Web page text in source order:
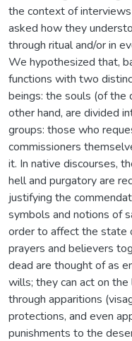
the context of
asked how they
through ritual and/or in
We hypothesized that,
functions with two
beings: the souls (of the
other hand, are divided
groups: those who
commissioners
it. In native discourses,
hell and purgatory are
justifying the
symbols and notions of
order to affect the state
prayers and believers
dead are thought of as
wills; they can act on
through apparitions
protections, and even
punishments to the